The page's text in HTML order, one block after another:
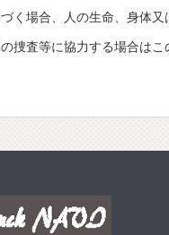
く場合、人の生命、身体
捜査等に協力する場合はこ